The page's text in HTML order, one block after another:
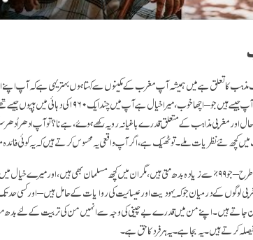
کا تعلق ہے میں ہمیشہ آپ مغرب کے مکینوں سے کہتا ہوں بہتر یہی ہے کہ آپ اپنے
چند ایک آپ جیسے ہیں جو – اچھا خوب، میرا
اور مغربی مذاہب کے متعلق قدرے باغیانہ رویہ رکھے ہوۓ، ہے نا؟ تو آپ ادھر اُدھر
کچھ نئے نظریات ملے۔ تو ٹھیک ہے، اگر آپ واقعی یہ محسوس کرتے ہیں کہ یہ کوئی
تبتوں کی طرح – جو ۹۹٪ سے زیادہ بدھ متی ہیں، مگر ان میں کچھ مسلمان بھی ہیں، اور
لوگوں کے درمیان جو کہ یہودیت اور عیسائیت کی روایات کے حامل ہیں – اور کسی حد تک
جاتے ہیں۔ اپنے من میں قدرے بے چینی کی وجہ سے انہیں من کی تربیت کے لئے بدھ مت
کرتے ہیں۔ یہ بجا ہے۔ یہ ہر فرد کا حق ہے۔